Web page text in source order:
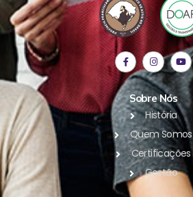
Sobre Nós
História
Quem Somos
Certificações
Gestão